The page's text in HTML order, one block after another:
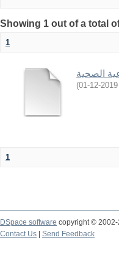
Showing 1 out of a total
1
الصحية
2019-12-01
)
1
DSpace software copyright © 2002-
Contact Us
Send Feedback